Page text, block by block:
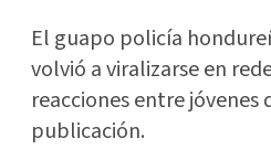
El guapo policía
volvió a viralizarse en
reacciones entre
publicación.